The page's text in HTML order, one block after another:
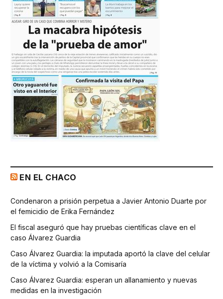
EN EL CHACO
Condenaron a prisión perpetua a Javier Antonio Duarte por
el femicidio de Erika Fernández
El fiscal aseguró que hay pruebas científicas clave en el
caso Álvarez Guardia
Caso Álvarez Guardia: la imputada aportó la clave del celular
de la víctima y volvió a la Comisaría
Caso Álvarez Guardia: esperan un allanamiento y nuevas
medidas en la investigación